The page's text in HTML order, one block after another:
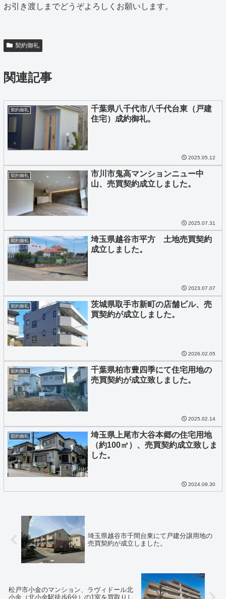
お引き渡しまでどうぞよろしくお願いします。
契約御礼
関連記事
契約御礼
千葉県八千代市八千代台東（戸建
住宅）成約御礼。
2025.05.12
契約御礼
市川市鬼高マンションニュー中
山、売買契約成立しました。
2025.07.31
契約御礼
埼玉県越谷市平方 土地売買契約
成立しました。
2023.07.07
契約御礼
茨城県取手市新町の店舗ビル、売
買契約が成立しました。
2026.02.05
契約御礼
千葉県柏市豊四季にて住宅用地の
売買契約が成立致しました。
2025.02.14
契約御礼
埼玉県上尾市大谷本郷の住宅用地
（約100㎡）、売買契約成立致しま
した。
2024.09.30
埼玉県越谷市千間台東にて戸建分譲用地の
売買契約が成立しました。
松戸市小金のマンション、ラヴィドール北
小金（北小金駅徒歩6分）の1室を買取りし